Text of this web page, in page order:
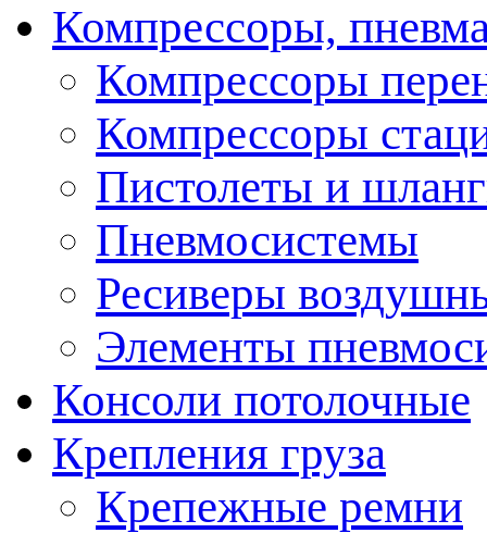
Компрессоры,
Компрессоры
Компрессоры
Пистолеты и
Пневмосистемы
Ресиверы
Элементы
Консоли потолочные
Крепления груза
Крепежные ремни